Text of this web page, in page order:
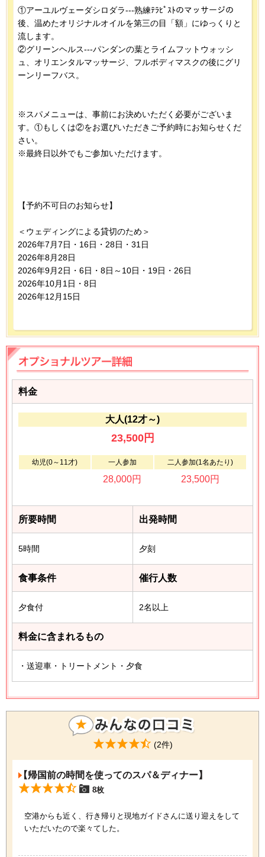
①アーユルヴェーダシロダラ---熟練ﾃﾗﾋﾟｽﾄのマッサージの
後、温めたオリジナルオイルを第三の目「額」にゆっくりと
流します。
②グリーンヘルス---パンダンの葉とライムフットウォッシ
ュ、オリエンタルマッサージ、フルボディマスクの後にグリ
ーンリーフバス。
※スパメニューは、事前にお決めいただく必要がございま
す。①もしくは②をお選びいただきご予約時にお知らせくだ
さい。
※最終日以外でもご参加いただけます。
【予約不可日のお知らせ】
＜ウェディングによる貸切のため＞
2026年7月7日・16日・28日・31日
2026年8月28日
2026年9月2日・6日・8日～10日・19日・26日
2026年10月1日・8日
2026年12月15日
料金
大人(12才～)
23,500円
幼児(0～11才) 一人参加
28,000円
二人参加(1名あたり)
23,500円
所要時間
5時間
出発時間
夕刻
食事条件
夕食付
催行人数
2名以上
料金に含まれるもの
・送迎車・トリートメント・夕食
(2件)
【帰国前の時間を使ってのスパ＆ディナー】
8枚
空港からも近く、行き帰りと現地ガイドさんに送り迎えをして
いただいたので楽々てした。